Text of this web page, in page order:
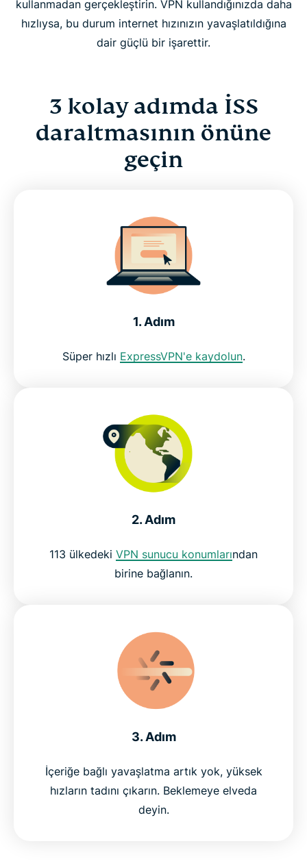
kullanmadan gerçekleştirin. VPN kullandığınızda daha
hızlıysa, bu durum internet hızınızın yavaşlatıldığına
dair güçlü bir işarettir.
3 kolay adımda İSS
daraltmasının önüne
geçin
1. Adım
Süper hızlı ExpressVPN'e kaydolun.
2. Adım
113 ülkedeki VPN sunucu konumlarından
birine bağlanın.
3. Adım
İçeriğe bağlı yavaşlatma artık yok, yüksek
hızların tadını çıkarın. Beklemeye elveda
deyin.